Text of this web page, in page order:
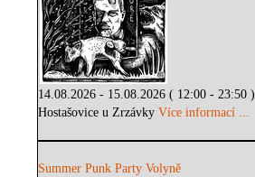
14.08.2026 - 15.08.2026 ( 12:00 - 23:50 )
Hostašovice u ZrzávkyVíce informací ...
Summer Punk Party Volyně